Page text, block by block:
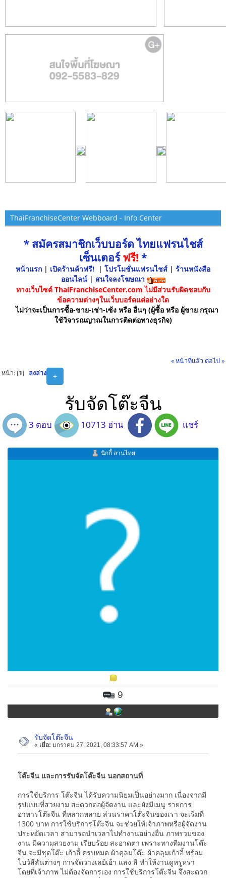
ThaiFranchiseCenter Webboard - Info Center
* สมัครสมาชิกเว็บบอร์ด ไทยแฟรนไชส์
เซ็นเตอร์ฟรี! *
หน้าแรก | เปิดร้านค้าฟรี! | โปรโมชั่นแฟรนไชส์ | ร้านหนังสือ
ออนไลน์ | สนใจลงโฆษณา
ทางเว็บไซต์ ThaiFranchiseCenter.com ไม่มีส่วนรับผิดชอบกับ
ข้อความต่างๆในเว็บบอร์ดแต่อย่างใด
ไม่ว่าจะเป็นการซื้อ-ขาย-เช่า-เซ้ง หรือ อื่นๆ (ผู้ซื้อ หรือ ผู้ขาย กรุณา
ใช้วิจารณญาณในการติดต่อทางธุรกิจ)
« หน้าที่แล้ว ต่อไป »
+
หน้า: [1] ลงล่าง
รับจัดโต๊ะจีน
3 ตอบ 10713 อ่าน แชร์
นิกกี้ ลานไทย
9
รับจัดโต๊ะจีน
« เมื่อ: มกราคม 27, 2021, 08:33:57 AM »
โต๊ะจีน และการรับจัดโต๊ะจีน นอกสถานที่
การใช้บริการ โต๊ะจีน ได้รับความนิยมเป็นอย่างมาก เนื่องจากมี
รูปแบบที่สวยงาม สะดวกต่อผู้จัดงาน และยังมีเมนู รายการ
อาหารโต๊ะจีน ที่หลากหลาย ส่วนราคาโต๊ะจีนของเรา จะเริ่มที่
1300 บาท การใช้บริการโต๊ะจีน จะช่วยให้เจ้าภาพหรือผู้จัดงาน
ประหยัดเวลา สามารถนำเวลาไปทำงานอย่างอื่น ภาพรวมของ
งาน มีความสวยงาม เรียบร้อย สะอาดตา เพราะทางทีมงานโต๊ะ
จีน จะมีชุดโต๊ะ เก้าอี้ ครบหมด ผ้าคุลมโต๊ะ ผ้าคลุมเก้าอี้ พร้อม
โบว์สีสันต่างๆ การจัดวางเลย์เอ้า แสง สี ทำให้งานดูหรูหรา
โดยที่เจ้าภาพ ไม่ต้องจัดการเอง การใช้บริการโต๊ะจีน จึงสะดวก